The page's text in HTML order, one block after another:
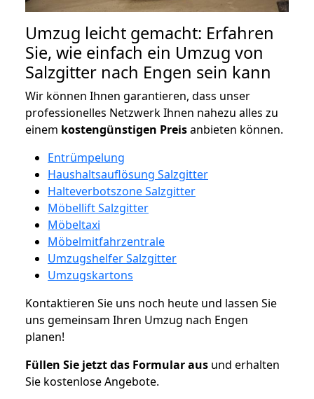
Umzug leicht gemacht: Erfahren
Sie, wie einfach ein Umzug von
Salzgitter nach Engen sein kann
Wir können Ihnen garantieren, dass unser
professionelles Netzwerk Ihnen nahezu alles zu
einem kostengünstigen Preisanbieten können.
Entrümpelung
Haushaltsauflösung Salzgitter
Halteverbotszone Salzgitter
Möbellift Salzgitter
Möbeltaxi
Möbelmitfahrzentrale
Umzugshelfer Salzgitter
Umzugskartons
Kontaktieren Sie uns noch heute und lassen Sie
uns gemeinsam Ihren Umzug nach Engen
planen!
Füllen Sie jetzt das Formular aus und erhalten
Sie kostenlose Angebote.